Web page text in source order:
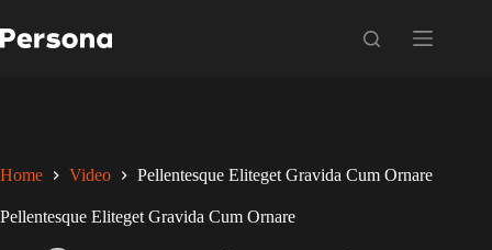
to
content
Home Video Pellentesque Eliteget Gravida Cum Ornare
Pellentesque Eliteget Gravida Cum Ornare